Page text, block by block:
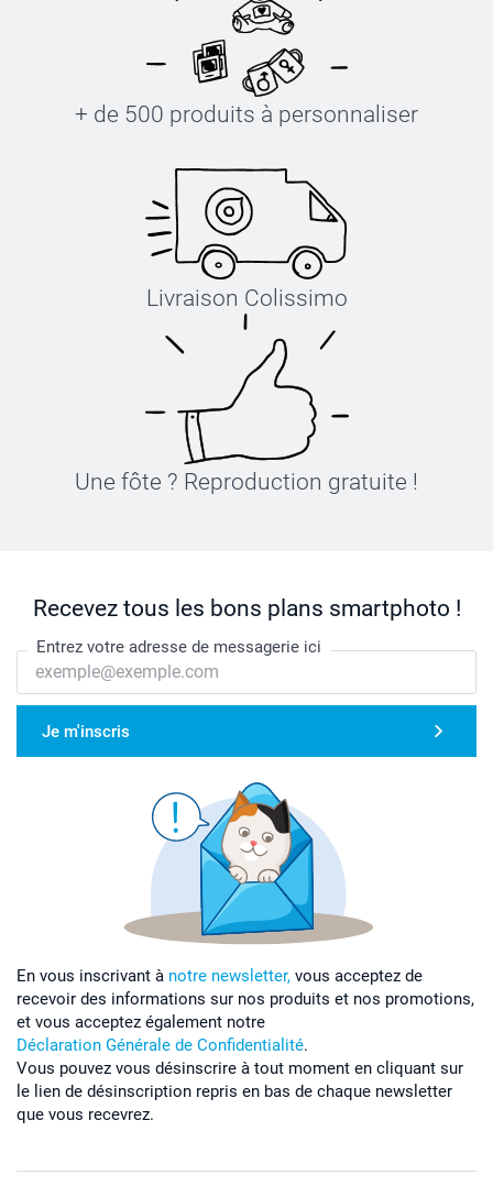
+ de 500 produits à personnaliser
Livraison Colissimo
Une fôte ? Reproduction gratuite !
Recevez tous les bons plans smartphoto !
Entrez votre adresse de messagerie ici
Je m'inscris
En vous inscrivant à notre newsletter, vous acceptez de
recevoir des informations sur nos produits et nos promotions,
et vous acceptez également notre
Déclaration Générale de Confidentialité.
Vous pouvez vous désinscrire à tout moment en cliquant sur
le lien de désinscription repris en bas de chaque newsletter
que vous recevrez.